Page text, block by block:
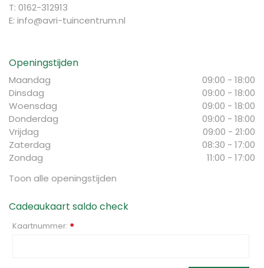
T: 0162-312913
E: info@avri-tuincentrum.nl
Openingstijden
Maandag
09:00 - 18:00
Dinsdag
09:00 - 18:00
Woensdag
09:00 - 18:00
Donderdag
09:00 - 18:00
Vrijdag
09:00 - 21:00
Zaterdag
08:30 - 17:00
Zondag
11:00 - 17:00
Toon alle openingstijden
Cadeaukaart saldo check
Kaartnummer: *